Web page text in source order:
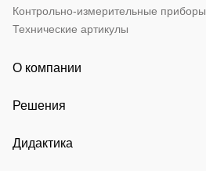
Контрольно-измерительные приборы
Технические артикулы
О компании
Решения
Дидактика